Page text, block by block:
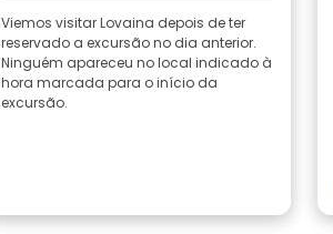
Viemos visitar Lovaina depois de ter
reservado a excursão no dia anterior.
Ninguém apareceu no local indicado à
hora marcada para o início da
excursão.